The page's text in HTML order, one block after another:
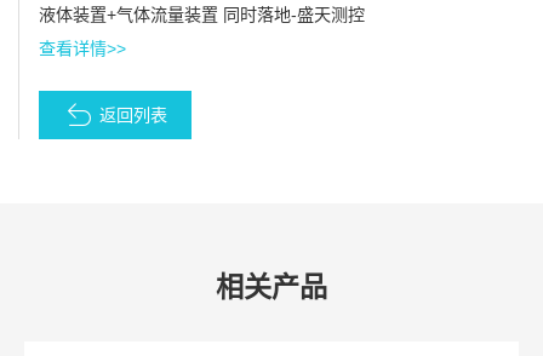
液体装置+气体流量装置 同时落地-盛天测控
查看详情>>
返回列表
相关产品